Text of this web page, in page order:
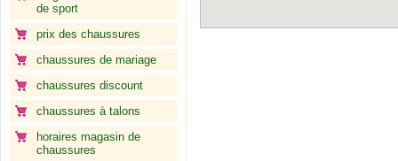
de sport
prix des chaussures
chaussures de mariage
chaussures discount
chaussures à talons
horaires magasin de
chaussures